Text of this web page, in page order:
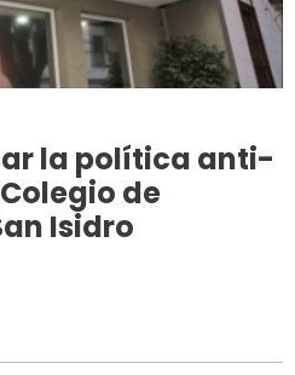
la política anti-
de
Isidro